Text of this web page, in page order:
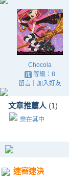
Chocola
等級：8
留言｜ 加入好友
文章推薦人 (1)
樂在其中
速審速決